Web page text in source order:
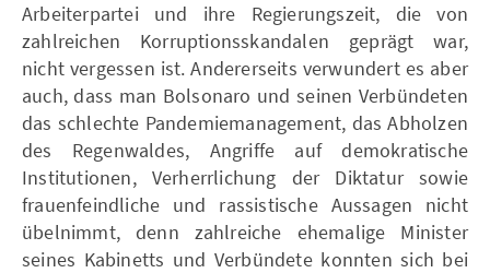
Arbeiterpartei und ihre Regierungszeit, die von
zahlreichen Korruptionsskandalen geprägt war,
nicht vergessen ist. Andererseits verwundert es aber
auch, dass man Bolsonaro und seinen Verbündeten
das schlechte Pandemiemanagement, das Abholzen
des Regenwaldes, Angriffe auf demokratische
Institutionen, Verherrlichung der Diktatur sowie
frauenfeindliche und rassistische Aussagen nicht
übelnimmt, denn zahlreiche ehemalige Minister
seines Kabinetts und Verbündete konnten sich bei